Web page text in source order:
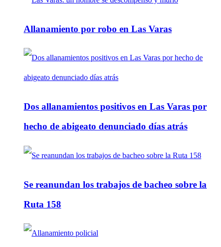
Allanamiento por robo en Las Varas
Dos allanamientos positivos en Las Varas por
hecho de abigeato denunciado días atrás
Se reanundan los trabajos de bacheo sobre la
Ruta 158